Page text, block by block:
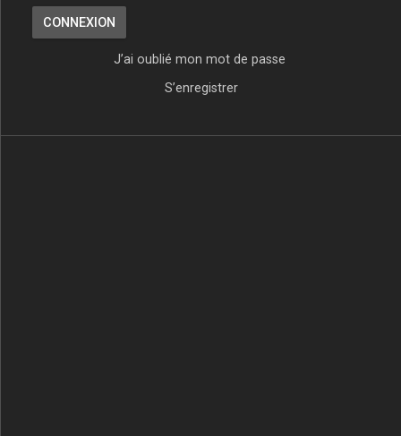
J’ai oublié mon mot de passe
S’enregistrer